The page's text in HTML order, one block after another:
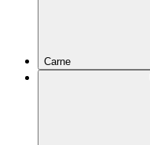
Carne